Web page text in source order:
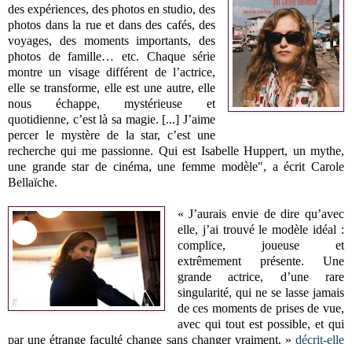
des expériences, des photos en studio, des
photos dans la rue et dans des cafés, des
voyages, des moments importants, des
photos de famille… etc. Chaque série
montre un visage différent de l’actrice,
elle se transforme, elle est une autre, elle
nous échappe, mystérieuse et
quotidienne, c’est là sa magie. [...] J’aime
percer le mystère de la star, c’est une
recherche qui me passionne. Qui est Isabelle Huppert, un mythe,
une grande star de cinéma, une femme modèle", a écrit Carole
Bellaïche.
« J’aurais envie de dire qu’avec
elle, j’ai trouvé le modèle idéal :
complice, joueuse et
extrêmement présente. Une
grande actrice, d’une rare
singularité, qui ne se lasse jamais
de ces moments de prises de vue,
avec qui tout est possible, et qui
par une étrange faculté change sans changer vraiment. » décrit-elle